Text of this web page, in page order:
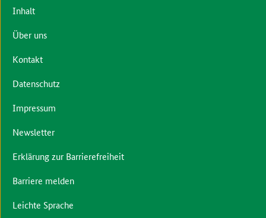
Inhalt
Über uns
Kontakt
Datenschutz
Impressum
Newsletter
Erklärung zur Barrierefreiheit
Barriere melden
Leichte Sprache